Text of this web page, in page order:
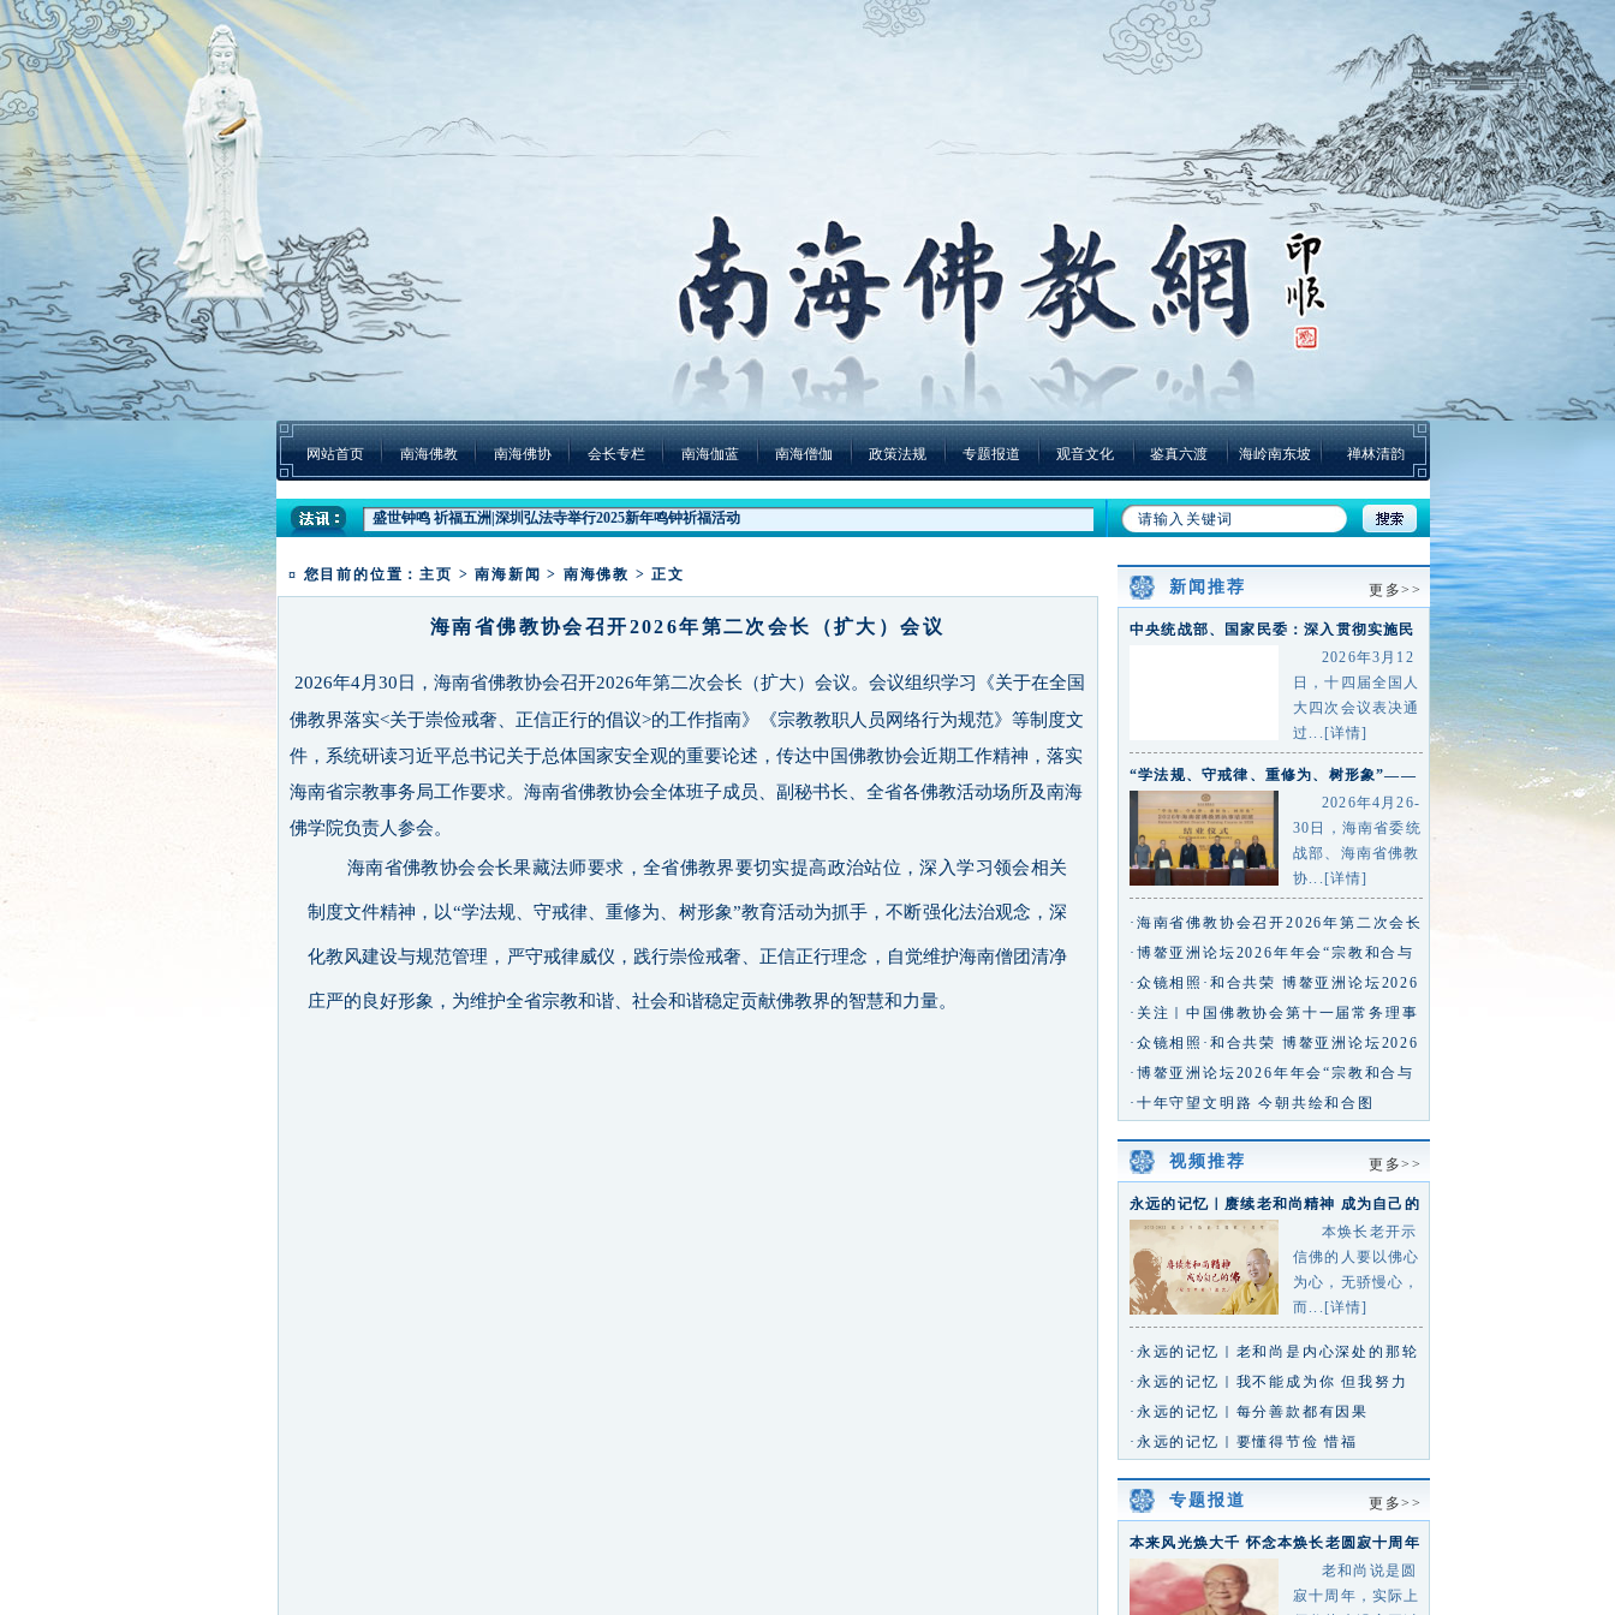
网站首页 南海佛教 南海佛协 会长专栏 南海伽蓝 南海僧伽 政策法规 专题报道 观音文化 鉴真六渡 海岭南东坡 禅林清韵
盛世钟鸣 祈福五洲|深圳弘法寺举行2025新年鸣钟祈福活动
本焕学院2024年招生通告
一粥一香甜 一年一团圆|释迦牟尼佛成道日弘法寺举办腊八福粥
¤ 您目前的位置：主页 >南海新闻 > 南海佛教 > 正文
海南省佛教协会召开2026年第二次会长（扩大）会议
2026年4月30日，海南省佛教协会召开2026年第二次会长（扩大）会议。会议组织学习《关于在全国
佛教界落实<关于崇俭戒奢、正信正行的倡议>的工作指南》《宗教教职人员网络行为规范》等制度文
件，系统研读习近平总书记关于总体国家安全观的重要论述，传达中国佛教协会近期工作精神，落实
海南省宗教事务局工作要求。海南省佛教协会全体班子成员、副秘书长、全省各佛教活动场所及南海
佛学院负责人参会。
海南省佛教协会会长果藏法师要求，全省佛教界要切实提高政治站位，深入学习领会相关
制度文件精神，以“学法规、守戒律、重修为、树形象”教育活动为抓手，不断强化法治观念，深
化教风建设与规范管理，严守戒律威仪，践行崇俭戒奢、正信正行理念，自觉维护海南僧团清净
庄严的良好形象，为维护全省宗教和谐、社会和谐稳定贡献佛教界的智慧和力量。
新闻推荐 更多>>
中央统战部、国家民委：深入贯彻实施民
2026年3月12
日，十四届全国人
大四次会议表决通
过...[详情]
“学法规、守戒律、重修为、树形象”——
2026年海南省佛教界执事
2026年4月26-
30日，海南省委统
战部、海南省佛教
协...[详情]
·海南省佛教协会召开2026年第二次会长
（扩大）会议
·博鳌亚洲论坛2026年年会“宗教和合与
文明互鉴”分论坛在海南博鳌
·众镜相照·和合共荣 博鳌亚洲论坛2026
年年会宗教分论坛即将启幕
·关注｜中国佛教协会第十一届常务理事
会第一次会议在京召开
·众镜相照·和合共荣 博鳌亚洲论坛2026
年年会宗教分论坛即将启幕
·博鳌亚洲论坛2026年年会“宗教和合与
文明互鉴”分论坛 将再启盛
·十年守望文明路 今朝共绘和合图
视频推荐 更多>>
永远的记忆｜赓续老和尚精神 成为自己的
佛
本焕长老开示
信佛的人要以佛心
为心，无骄慢心，
而...[详情]
·永远的记忆｜老和尚是内心深处的那轮
红日
·永远的记忆｜我不能成为你 但我努力
靠近你
·永远的记忆｜每分善款都有因果
·永远的记忆｜要懂得节俭 惜福
专题报道 更多>>
本来风光焕大千 怀念本焕长老圆寂十周年
专题
老和尚说是圆
寂十周年，实际上